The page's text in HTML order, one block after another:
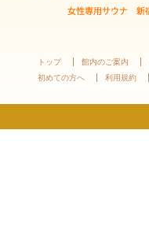
トップ 館内のご案内
初めての方へ
利用規約